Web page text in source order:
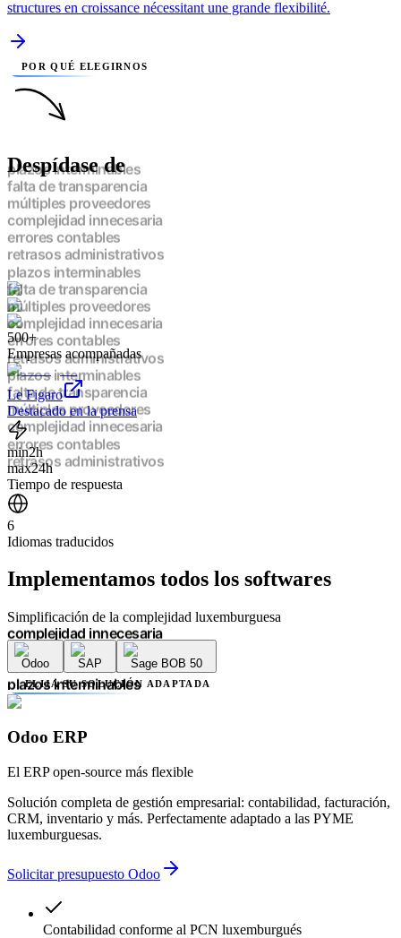
structures en croissance nécessitant une grande flexibilité.
POR QUÉ ELEGIRNOS
Despídase de
plazos interminables
falta de transparencia
múltiples proveedores
complejidad innecesaria
errores contables
retrasos administrativos
plazos interminables
falta de transparencia
múltiples proveedores
complejidad innecesaria
errores contables
retrasos administrativos
plazos interminables
falta de transparencia
múltiples proveedores
complejidad innecesaria
errores contables
retrasos administrativos
plazos interminables
falta de transparencia
múltiples proveedores
complejidad innecesaria
errores contables
plazos interminables
múltiples proveedores
complejidad innecesaria
errores contables
retrasos administrativos
plazos interminables
falta de transparencia
complejidad innecesaria
retrasos administrativos
500+
Empresas acompañadas
Le Figaro
Destacado en la prensa
min2h
max24h
Tiempo de respuesta
6
Idiomas traducidos
Implementamos todos los softwares
Simplificación de la complejidad luxemburguesa
Odoo SAP Sage BOB 50
ELIJA SU SOLUCIÓN ADAPTADA
Odoo ERP
El ERP open-source más flexible
Solución completa de gestión empresarial: contabilidad, facturación,
CRM, inventario y más. Perfectamente adaptado a las PYME
luxemburguesas.
Solicitar presupuesto Odoo
Contabilidad conforme al PCN luxemburgués